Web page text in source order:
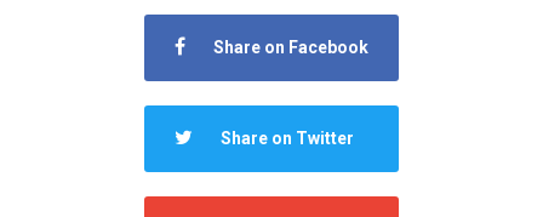
Share on Facebook
Share on Twitter